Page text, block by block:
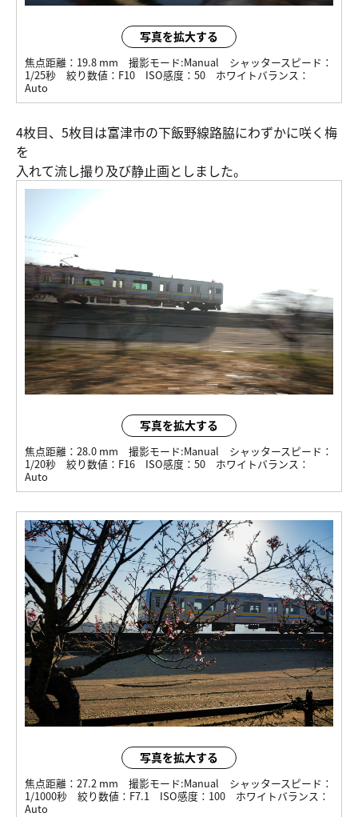
写真を拡大する
焦点距離： 19.8 mm 撮影モード:Manual
シャッタースピード：
1/25秒
絞り数値： F10 ISO感度： 50
ホワイトバランス：
Auto
4枚目、5枚目は富津市の下飯野線路脇にわずかに咲く梅
を
入れて流し撮り及び静止画としました。
写真を拡大する
焦点距離： 28.0 mm 撮影モード:Manual
シャッタースピード：
1/20秒
絞り数値： F16 ISO感度： 50
ホワイトバランス：
Auto
写真を拡大する
焦点距離： 27.2 mm 撮影モード:Manual
シャッタースピード：
1/1000秒
絞り数値： F7.1 ISO感度： 100
ホワイトバランス：
Auto